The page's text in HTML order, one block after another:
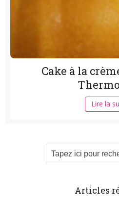
Cake à la
Lire la
Articles